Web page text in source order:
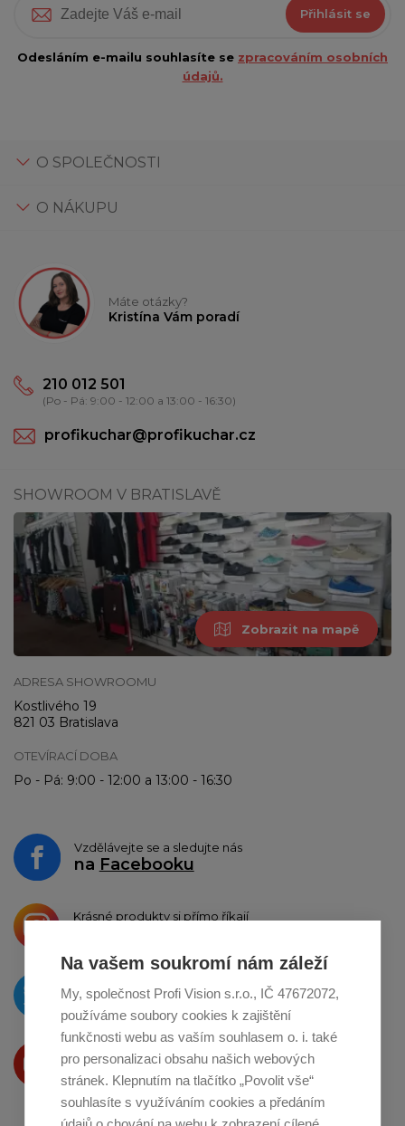
Přihlásit se
Odesláním e-mailu souhlasíte se zpracováním osobních
údajů.
O SPOLEČNOSTI
O NÁKUPU
Máte otázky?
Kristína Vám poradí
210 012 501
(Po - Pá: 9:00 - 12:00 a 13:00 - 16:30)
profikuchar@profikuchar.cz
SHOWROOM V BRATISLAVĚ
Zobrazit na mapě
ADRESA SHOWROOMU
Kostlivého 19
821 03 Bratislava
OTEVÍRACÍ DOBA
Po - Pá: 9:00 - 12:00 a 13:00 - 16:30
Vzdělávejte se a sledujte nás
na Facebooku
Krásné produkty si přímo říkají
naTwitteru
Produkty Vám představujeme
na Youtube
Na vašem soukromí nám záleží
My, společnost Profi Vision s.r.o., IČ 47672072,
používáme soubory cookies k zajištění
funkčnosti webu as vaším souhlasem o. i. také
pro personalizaci obsahu našich webových
stránek. Klepnutím na tlačítko „Povolit vše“
souhlasíte s využíváním cookies a předáním